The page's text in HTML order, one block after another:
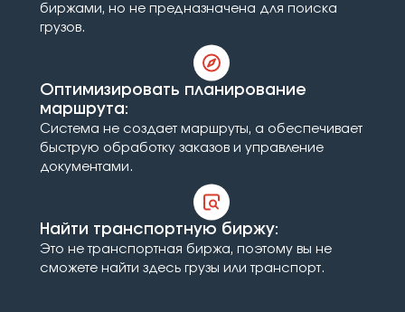
биржами, но не предназначена для поиска
грузов.
Оптимизировать планирование
маршрута:
Система не создает маршруты, а обеспечивает
быструю обработку заказов и управление
документами.
Найти транспортную биржу:
Это не транспортная биржа, поэтому вы не
сможете найти здесь грузы или транспорт.